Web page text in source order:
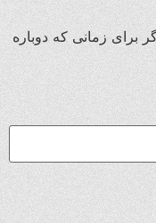
برای زمانی که دوباره